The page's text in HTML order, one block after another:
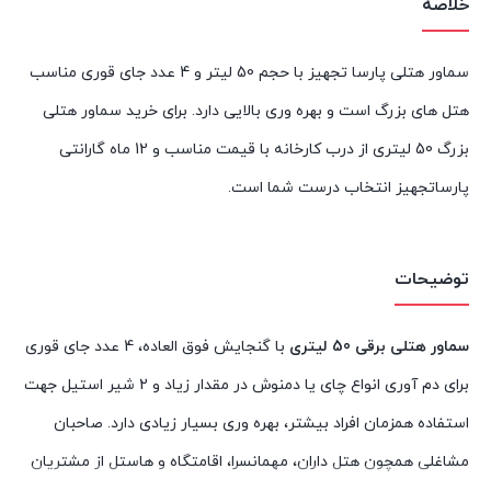
خلاصه
سماور هتلی پارسا تجهیز با حجم 50 لیتر و 4 عدد جای قوری مناسب
هتل های بزرگ است و بهره وری بالایی دارد. برای خرید سماور هتلی
بزرگ 50 لیتری از درب کارخانه با قیمت مناسب و 12 ماه گارانتی
پارساتجهیز انتخاب درست شما است.
توضیحات
سماور هتلی برقی 50 لیتری
با گنجایش فوق العاده، 4 عدد جای قوری
برای دم آوری انواع چای یا دمنوش در مقدار زیاد و 2 شیر استیل جهت
استفاده همزمان افراد بیشتر، بهره وری بسیار زیادی دارد. صاحبان
مشاغلی همچون هتل داران، مهمانسرا، اقامتگاه و هاستل از مشتریان